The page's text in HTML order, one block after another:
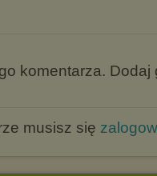
komentarza. Dodaj
musisz się